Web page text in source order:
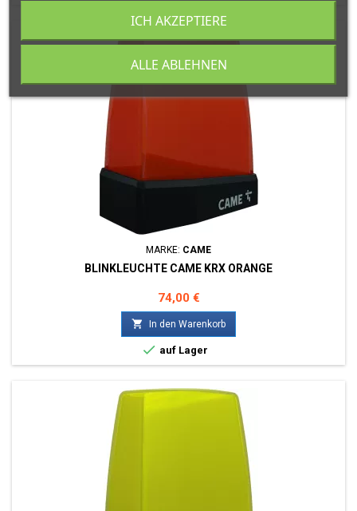
MARKE: CAME
BLINKLEUCHTE CAME KRX ORANGE
Preis
74,00 €
 In den Warenkorb
 auf Lager
ALLE ABLEHNEN
ICH AKZEPTIERE